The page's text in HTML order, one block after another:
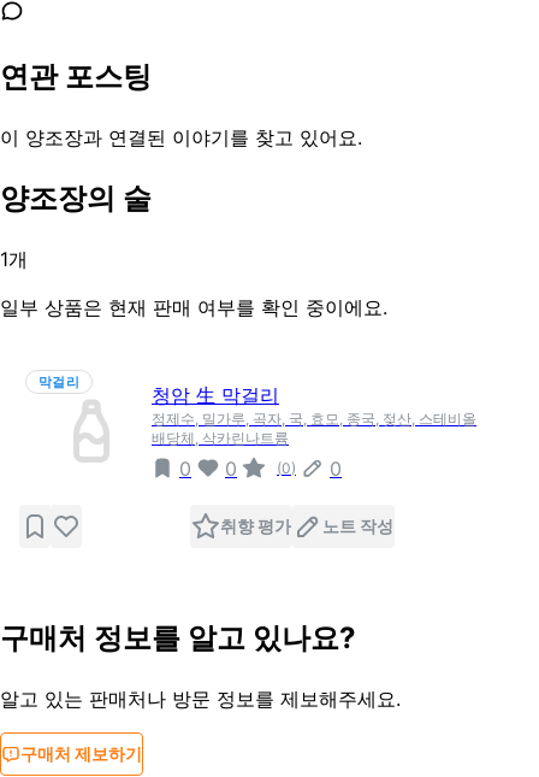
연관 포스팅
이 양조장과 연결된 이야기를 찾고 있어요.
양조장의 술
1개
일부 상품은 현재 판매 여부를 확인 중이에요.
막걸리
청암 生 막걸리
정제수, 밀가루, 곡자, 국, 효모, 종국, 젖산, 스테비올
배당체, 삭카린나트륨
0 0 (0) 0
취향 평가 노트 작성
구매처 정보를 알고 있나요?
알고 있는 판매처나 방문 정보를 제보해주세요.
구매처 제보하기